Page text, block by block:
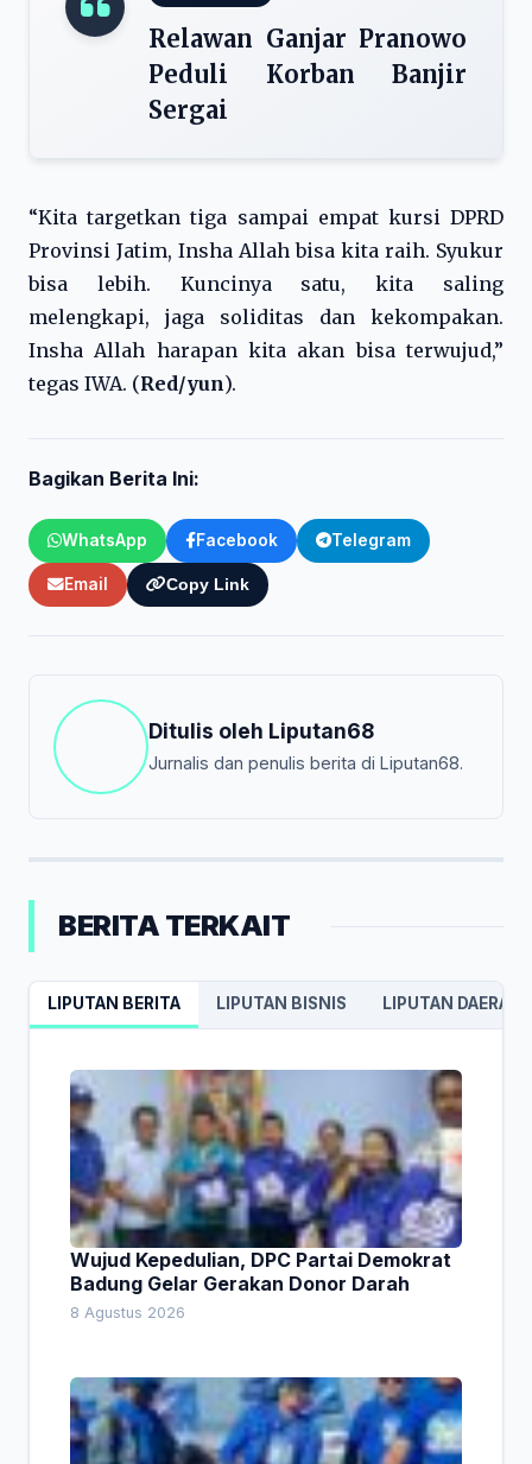
Relawan Ganjar Pranowo
Peduli Korban Banjir
Sergai
“Kita targetkan tiga sampai empat kursi DPRD
Provinsi Jatim, Insha Allah bisa kita raih. Syukur
bisa lebih. Kuncinya satu, kita saling
melengkapi, jaga soliditas dan kekompakan.
Insha Allah harapan kita akan bisa terwujud,”
tegas IWA. (Red/yun).
Bagikan Berita Ini:
WhatsApp Facebook Telegram
Email Copy Link
Ditulis oleh Liputan68
Jurnalis dan penulis berita di Liputan68.
BERITA TERKAIT
LIPUTAN BERITA LIPUTAN BISNIS LIPUTAN DAERAH
Wujud Kepedulian, DPC Partai Demokrat
Badung Gelar Gerakan Donor Darah
8 Agustus 2026